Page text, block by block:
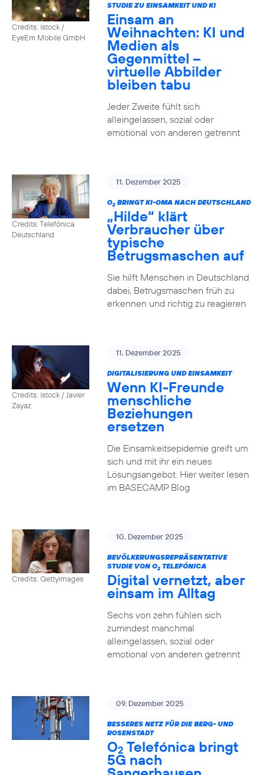
Credits: istock /
EyeEm Mobile GmbH
STUDIE ZU EINSAMKEIT UND KI
Einsam an
Weihnachten: KI und
Medien als
Gegenmittel –
virtuelle Abbilder
bleiben tabu
Jeder Zweite fühlt sich
alleingelassen, sozial oder
emotional von anderen getrennt
Credits: Telefónica
Deutschland
11. Dezember 2025
O2BRINGT KI-OMA NACH DEUTSCHLAND
„Hilde“ klärt
Verbraucher über
typische
Betrugsmaschen auf
Sie hilft Menschen in Deutschland
dabei, Betrugsmaschen früh zu
erkennen und richtig zu reagieren
Credits: istock / Javier
Zayaz
11. Dezember 2025
DIGITALISIERUNG UND EINSAMKEIT
Wenn KI-Freunde
menschliche
Beziehungen
ersetzen
Die Einsamkeitsepidemie greift um
sich und mit ihr ein neues
Lösungsangebot. Hier weiter lesen
im BASECAMP Blog
Credits: Gettyimages
10. Dezember 2025
BEVÖLKERUNGSREPRÄSENTATIVE
STUDIE VON O2TELEFÓNICA
Digital vernetzt, aber
einsam im Alltag
Sechs von zehn fühlen sich
zumindest manchmal
alleingelassen, sozial oder
emotional von anderen getrennt
09. Dezember 2025
BESSERES NETZ FÜR DIE BERG- UND
ROSENSTADT
O2 Telefónica bringt
5G nach